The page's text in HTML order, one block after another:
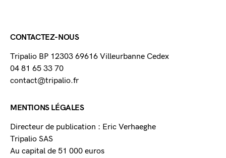
CONTACTEZ-NOUS
Tripalio BP 12303 69616 Villeurbanne Cedex
04 81 65 33 70
contact@tripalio.fr
MENTIONS LÉGALES
Directeur de publication : Eric Verhaeghe
Tripalio SAS
Au capital de 51 000 euros